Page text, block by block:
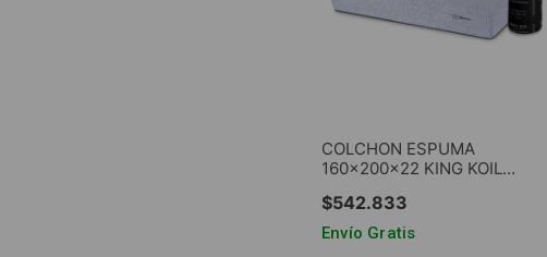
COLCHON ESPUMA
160x200x22 KING KOIL
$542.833
Envío Gratis